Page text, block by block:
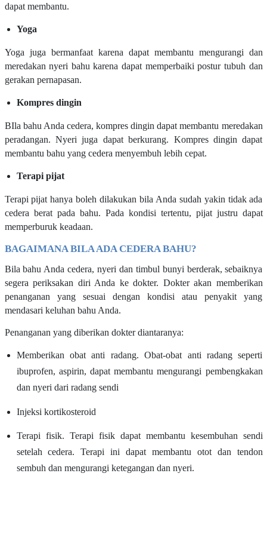
dapat membantu.
Yoga
Yoga juga bermanfaat karena dapat membantu mengurangi dan
meredakan nyeri bahu karena dapat memperbaiki postur tubuh dan
gerakan pernapasan.
Kompres dingin
BIla bahu Anda cedera, kompres dingin dapat membantu meredakan
peradangan. Nyeri juga dapat berkurang. Kompres dingin dapat
membantu bahu yang cedera menyembuh lebih cepat.
Terapi pijat
Terapi pijat hanya boleh dilakukan bila Anda sudah yakin tidak ada
cedera berat pada bahu. Pada kondisi tertentu, pijat justru dapat
memperburuk keadaan.
BAGAIMANA BILA ADA CEDERA BAHU?
Bila bahu Anda cedera, nyeri dan timbul bunyi berderak, sebaiknya
segera periksakan diri Anda ke dokter. Dokter akan memberikan
penanganan yang sesuai dengan kondisi atau penyakit yang
mendasari keluhan bahu Anda.
Penanganan yang diberikan dokter diantaranya:
Memberikan obat anti radang. Obat-obat anti radang seperti
ibuprofen, aspirin, dapat membantu mengurangi pembengkakan
dan nyeri dari radang sendi
Injeksi kortikosteroid
Terapi fisik. Terapi fisik dapat membantu kesembuhan sendi
setelah cedera. Terapi ini dapat membantu otot dan tendon
sembuh dan mengurangi ketegangan dan nyeri.